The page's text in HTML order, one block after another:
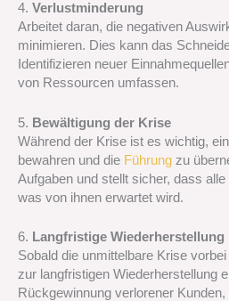
4. Verlustminderung
Arbeitet daran, die negativen
minimieren. Dies kann das
Identifizieren neuer
von Ressourcen umfassen.
5. Bewältigung der Krise
Während der Krise ist es wichtig,
bewahren und die Führung zu
Aufgaben und stellt sicher, dass
was von ihnen erwartet wird.
6. Langfristige Wiederherstellung
Sobald die unmittelbare Krise
zur langfristigen Wiederherstellung
Rückgewinnung verlorener